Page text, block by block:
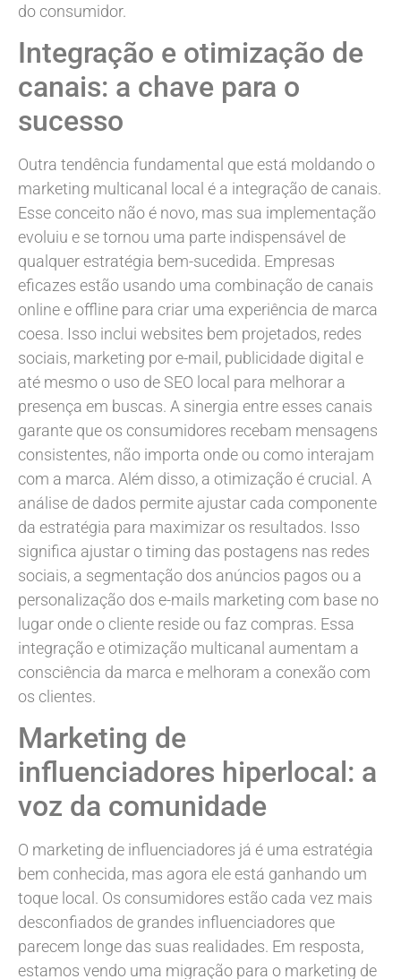
do consumidor.
Integração e otimização de
canais: a chave para o
sucesso
Outra tendência fundamental que está moldando o
marketing multicanal local é a integração de canais.
Esse conceito não é novo, mas sua implementação
evoluiu e se tornou uma parte indispensável de
qualquer estratégia bem-sucedida. Empresas
eficazes estão usando uma combinação de canais
online e offline para criar uma experiência de marca
coesa. Isso inclui websites bem projetados, redes
sociais, marketing por e-mail, publicidade digital e
até mesmo o uso de SEO local para melhorar a
presença em buscas. A sinergia entre esses canais
garante que os consumidores recebam mensagens
consistentes, não importa onde ou como interajam
com a marca. Além disso, a otimização é crucial. A
análise de dados permite ajustar cada componente
da estratégia para maximizar os resultados. Isso
significa ajustar o timing das postagens nas redes
sociais, a segmentação dos anúncios pagos ou a
personalização dos e-mails marketing com base no
lugar onde o cliente reside ou faz compras. Essa
integração e otimização multicanal aumentam a
consciência da marca e melhoram a conexão com
os clientes.
Marketing de
influenciadores hiperlocal: a
voz da comunidade
O marketing de influenciadores já é uma estratégia
bem conhecida, mas agora ele está ganhando um
toque local. Os consumidores estão cada vez mais
desconfiados de grandes influenciadores que
parecem longe das suas realidades. Em resposta,
estamos vendo uma migração para o marketing de